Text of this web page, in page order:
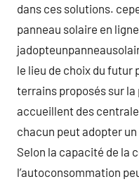
dans ces solutions.
panneau solaire en
le lieu de choix du futur
terrains proposés sur
accueillent des
chacun peut adopter
Selon la capacité de la
l’autoconsommation